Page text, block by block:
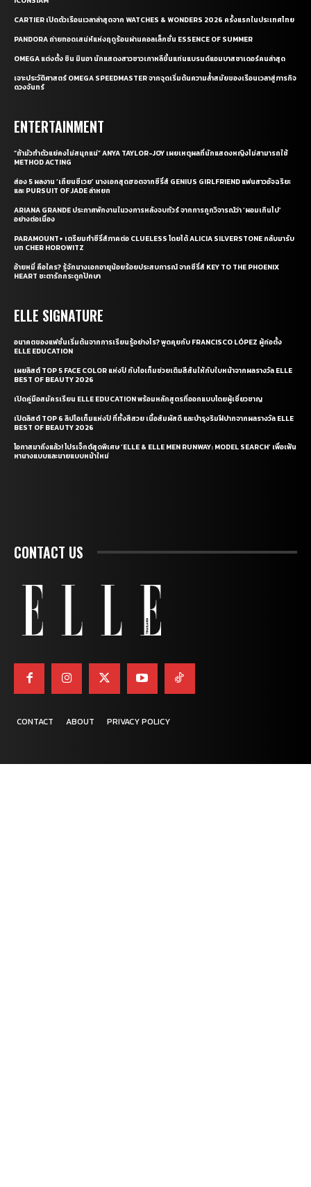
CARTIER เปิดตัวเรือนเวลาล่าสุดจาก WATCHES & WONDERS 2026 ครั้งแรกในประเทศไทย
PANDORA ถ่ายทอดเสน่ห์แห่งฤดูร้อนผ่านคอลเล็กชั่น ESSENCE OF SUMMER
OMEGA แต่งตั้ง ชิน มินอา นักแสดงสาวชาวเกาหลีขึ้นแท่นแบรนด์แอมบาสซาเดอร์คนล่าสุด
เจาะประวัติศาสตร์ OMEGA SPEEDMASTER จากจุดเริ่มต้นความล้ำสมัยของเรือนเวลาสู่ภารกิจ
ดวงจันทร์
ENTERTAINMENT
“ถ้ามัวทำตัวแย่คงไม่สนุกแน่” ANYA TAYLOR-JOY เผยเหตุผลที่นักแสดงหญิงไม่สามารถใช้
METHOD ACTING
ส่อง 5 ผลงาน ‘เถียนซีเวย’ นางเอกสุดฮอตจากซีรี่ส์ GENIUS GIRLFRIEND แฟนสาวอัจฉริยะ
และ PURSUIT OF JADE ล่าหยก
ARIANA GRANDE ประกาศพักงานในวงการหลังจบทัวร์ จากการถูกวิจารณ์ว่า ‘ผอมเกินไป’
อย่างต่อเนื่อง
PARAMOUNT+ เตรียมทำซีรี่ส์ภาคต่อ CLUELESS โดยได้ ALICIA SILVERSTONE กลับมารับ
บท CHER HOROWITZ
อ้ายหมี่ คือใคร? รู้จักนางเอกอายุน้อยร้อยประสบการณ์ จากซีรี่ส์ KEY TO THE PHOENIX
HEART ชะตารักกระดูกปักษา
ELLE SIGNATURE
อนาคตของแฟชั่นเริ่มต้นจากการเรียนรู้อย่างไร? พูดคุยกับ FRANCISCO LÓPEZ ผู้ก่อตั้ง
ELLE EDUCATION
เผยลิสต์ TOP 5 FACE COLOR แห่งปี กับไอเท็มช่วยเติมสีสันให้กับใบหน้าจากผลรางวัล ELLE
BEST OF BEAUTY 2026
เปิดคู่มือสมัครเรียน ELLE EDUCATION พร้อมหลักสูตรที่ออกแบบโดยผู้เชี่ยวชาญ
เปิดลิสต์ TOP 6 ลิปไอเท็มแห่งปี ที่ทั้งสีสวย เนื้อสัมผัสดี และบำรุงริมฝีปากจากผลรางวัล ELLE
BEST OF BEAUTY 2026
โอกาสมาถึงแล้ว! โปรเจ็กต์สุดพิเศษ ‘ELLE & ELLE MEN RUNWAY: MODEL SEARCH’ เพื่อเฟ้น
หานางแบบและนายแบบหน้าใหม่
CONTACT US
CONTACT ABOUT PRIVACY POLICY